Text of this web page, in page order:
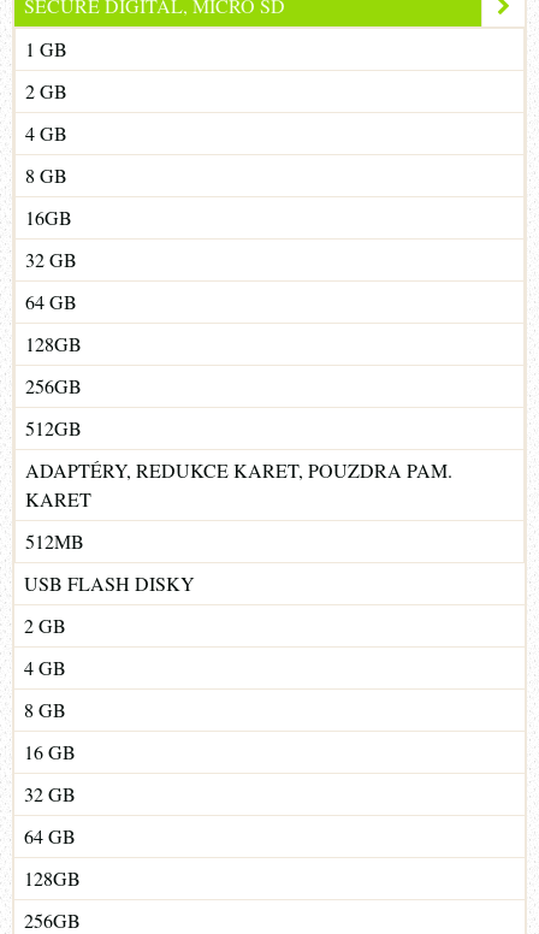
1 GB
2 GB
4 GB
8 GB
16GB
32 GB
64 GB
128GB
256GB
512GB
ADAPTÉRY, REDUKCE KARET, POUZDRA PAM.
KARET
512MB
USB FLASH DISKY
2 GB
4 GB
8 GB
16 GB
32 GB
64 GB
128GB
256GB